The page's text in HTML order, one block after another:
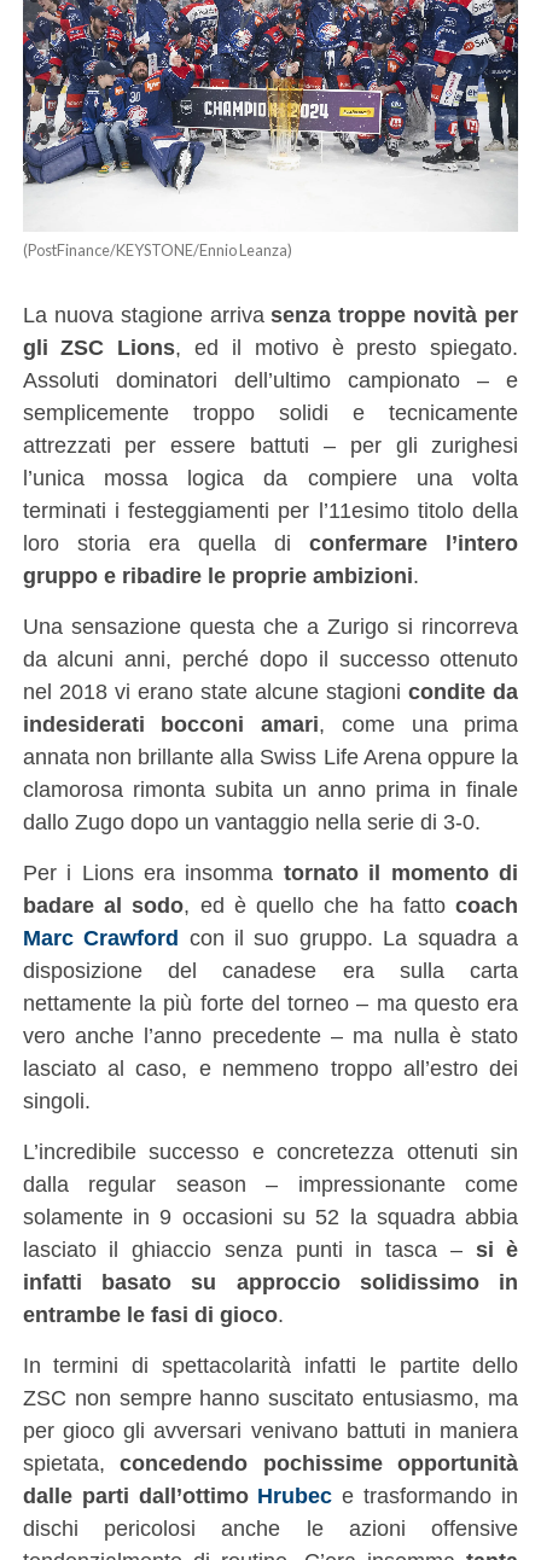
(PostFinance/KEYSTONE/Ennio Leanza)
La nuova stagione arrivasenza troppe novità per
gli ZSC Lions, ed il motivo è presto spiegato.
Assoluti dominatori dell’ultimo campionato – e
semplicemente troppo solidi e tecnicamente
attrezzati per essere battuti – per gli zurighesi
l’unica mossa logica da compiere una volta
terminati i festeggiamenti per l’11esimo titolo della
loro storia era quella diconfermare l’intero
gruppo e ribadire le proprie ambizioni.
Una sensazione questa che a Zurigo si rincorreva
da alcuni anni, perché dopo il successo ottenuto
nel 2018 vi erano state alcune stagionicondite da
indesiderati bocconi amari, come una prima
annata non brillante alla Swiss Life Arena oppure la
clamorosa rimonta subita un anno prima in finale
dallo Zugo dopo un vantaggio nella serie di 3-0.
Per i Lions era insomma tornato il momento di
badare al sodo, ed è quello che ha fattocoach
Marc Crawford con il suo gruppo. La squadra a
disposizione del canadese era sulla carta
nettamente la più forte del torneo – ma questo era
vero anche l’anno precedente – ma nulla è stato
lasciato al caso, e nemmeno troppo all’estro dei
singoli.
L’incredibile successo e concretezza ottenuti sin
dalla regular season – impressionante come
solamente in 9 occasioni su 52 la squadra abbia
lasciato il ghiaccio senza punti in tasca – si è
infatti basato su approccio solidissimo in
entrambe le fasi di gioco.
In termini di spettacolarità infatti le partite dello
ZSC non sempre hanno suscitato entusiasmo, ma
per gioco gli avversari venivano battuti in maniera
spietata,concedendo pochissime opportunità
dalle parti dall’ottimo Hrubec e trasformando in
dischi pericolosi anche le azioni offensive